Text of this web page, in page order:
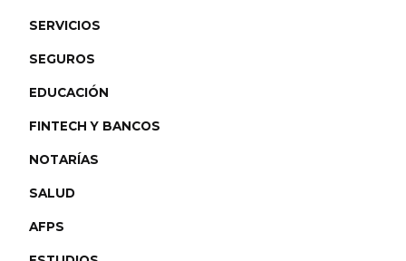
SERVICIOS
SEGUROS
EDUCACIÓN
FINTECH Y BANCOS
NOTARÍAS
SALUD
AFPS